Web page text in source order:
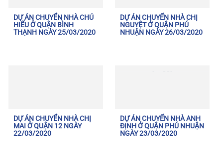
DỰ ÁN CHUYỂN NHÀ CHÚ
HIẾU Ở QUẬN BÌNH
THẠNH NGÀY 25/03/2020
DỰ ÁN CHUYỂN NHÀ CHỊ
NGUYỆT Ở QUẬN PHÚ
NHUẬN NGÀY 26/03/2020
DỰ ÁN CHUYỂN NHÀ CHỊ
MAI Ở QUẬN 12 NGÀY
22/03/2020
DỰ ÁN CHUYỂN NHÀ ANH
ĐỊNH Ở QUẬN PHÚ NHUẬN
NGÀY 23/03/2020